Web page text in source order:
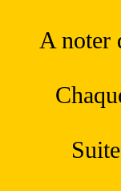
A noter